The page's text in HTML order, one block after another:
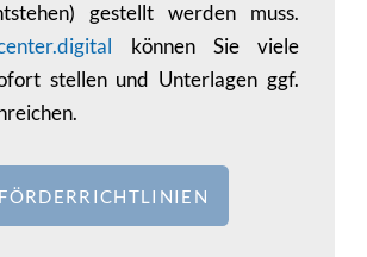
gestellt werden muss.
können Sie viele
stellen und Unterlagen ggf.
FÖRDERRICHTLINIEN